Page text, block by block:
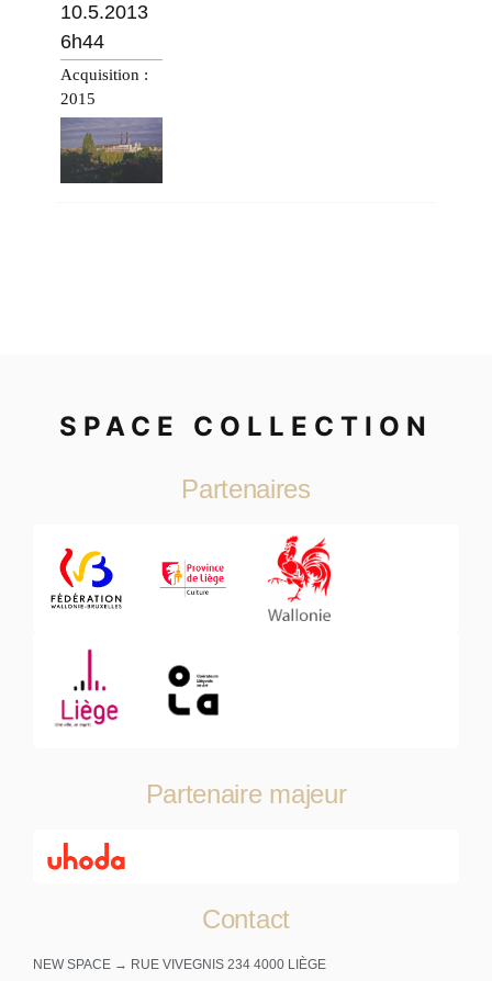
10.5.2013
6h44
Acquisition :
2015
SPACE COLLECTION
Partenaires
Partenaire majeur
Contact
NEW SPACE → RUE VIVEGNIS 234 4000 LIÈGE